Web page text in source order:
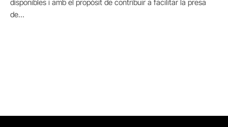
disponibles i amb el propòsit de contribuir a facilitar la presa
de…